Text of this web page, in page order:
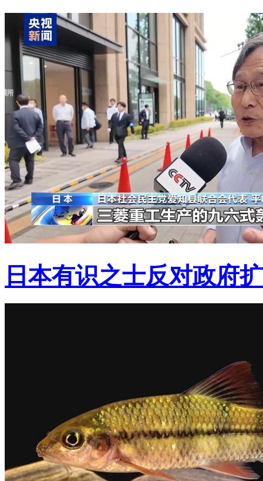
日本有识之士反对政府